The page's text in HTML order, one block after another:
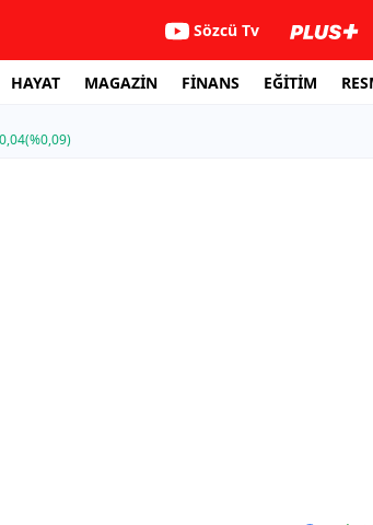
Sözcü Tv
HAYAT MAGAZİN FİNANS EĞİTİM
0,04(%0,09)